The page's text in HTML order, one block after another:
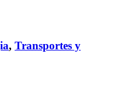
, Transportes y